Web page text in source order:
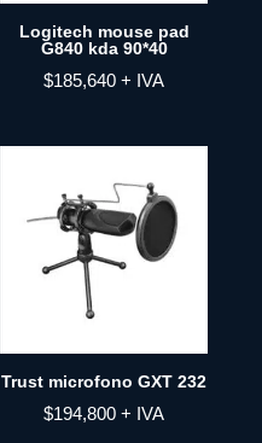
Logitech mouse pad
G840 kda 90*40
$185,640 + IVA
Trust microfono GXT 232
$194,800 + IVA